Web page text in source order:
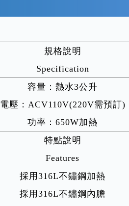
規格說明
Specification
容量：熱水3公升
電壓：ACV110V(220V需預訂)
功率：650W加熱
特點說明
Features
採用316L不鏽鋼加熱
採用316L不鏽鋼內膽